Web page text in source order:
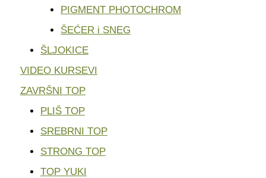
PIGMENT PHOTOCHROM
ŠEĆER i SNEG
ŠLJOKICE
VIDEO KURSEVI
ZAVRŠNI TOP
PLIŠ TOP
SREBRNI TOP
STRONG TOP
TOP YUKI